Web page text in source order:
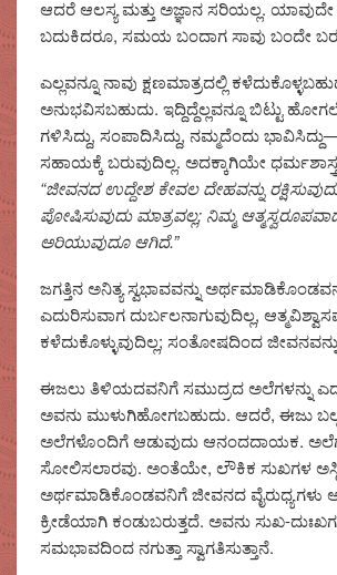
ಆದರೆ ಆಲಸ್ಯ ಮತ್ತು ಅಜ್ಞಾನ ಸರಿಯಲ್ಲ. ಯಾವುದೇ
ಬದುಕಿದರೂ, ಸಮಯ ಬಂದಾಗ ಸಾವು ಬಂದೇ
ಎಲ್ಲವನ್ನೂ ನಾವು ಕ್ಷಣಮಾತ್ರದಲ್ಲಿ
ಅನುಭವಿಸಬಹುದು. ಇದ್ದಿದ್ದೆಲ್ಲವನ್ನೂ ಬಿಟ್ಟು
ಗಳಿಸಿದ್ದು, ಸಂಪಾದಿಸಿದ್ದು, ನಮ್ಮದೆಂದು
ಸಹಾಯಕ್ಕೆ ಬರುವುದಿಲ್ಲ. ಅದಕ್ಕಾಗಿಯೇ
“ಜೀವನದ ಉದ್ದೇಶ ಕೇವಲ ದೇಹವನ್ನು
ಪೋಷಿಸುವುದು ಮಾತ್ರವಲ್ಲ; ನಿಮ್ಮ
ಅರಿಯುವುದೂಆಗಿದೆ.”
ಜಗತ್ತಿನ ಅನಿತ್ಯ ಸ್ವಭಾವವನ್ನು
ಎದುರಿಸುವಾಗ ದುರ್ಬಲನಾಗುವುದಿಲ್ಲ,
ಕಳೆದುಕೊಳ್ಳುವುದಿಲ್ಲ; ಸಂತೋಷದಿಂದ ಜೀವನವನ್ನು
ಈಜಲು ತಿಳಿಯದವನಿಗೆ ಸಮುದ್ರದ ಅಲೆಗಳನ್ನು
ಅವನು ಮುಳುಗಿಹೋಗಬಹುದು. ಆದರೆ, ಈಜು
ಅಲೆಗಳೊಂದಿಗೆ ಆಡುವುದು ಆನಂದದಾಯಕ.
ಸೋಲಿಸಲಾರವು. ಅಂತೆಯೇ, ಲೌಕಿಕ ಸುಖಗಳ
ಅರ್ಥಮಾಡಿಕೊಂಡವನಿಗೆ ಜೀವನದ ವೈರುಧ್ಯಗಳು
ಕ್ರೀಡೆಯಾಗಿ ಕಂಡುಬರುತ್ತದೆ. ಅವನು ಸುಖ-
ಸಮಭಾವದಿಂದ ನಗುತ್ತಾ ಸ್ವಾಗತಿಸುತ್ತಾನೆ.